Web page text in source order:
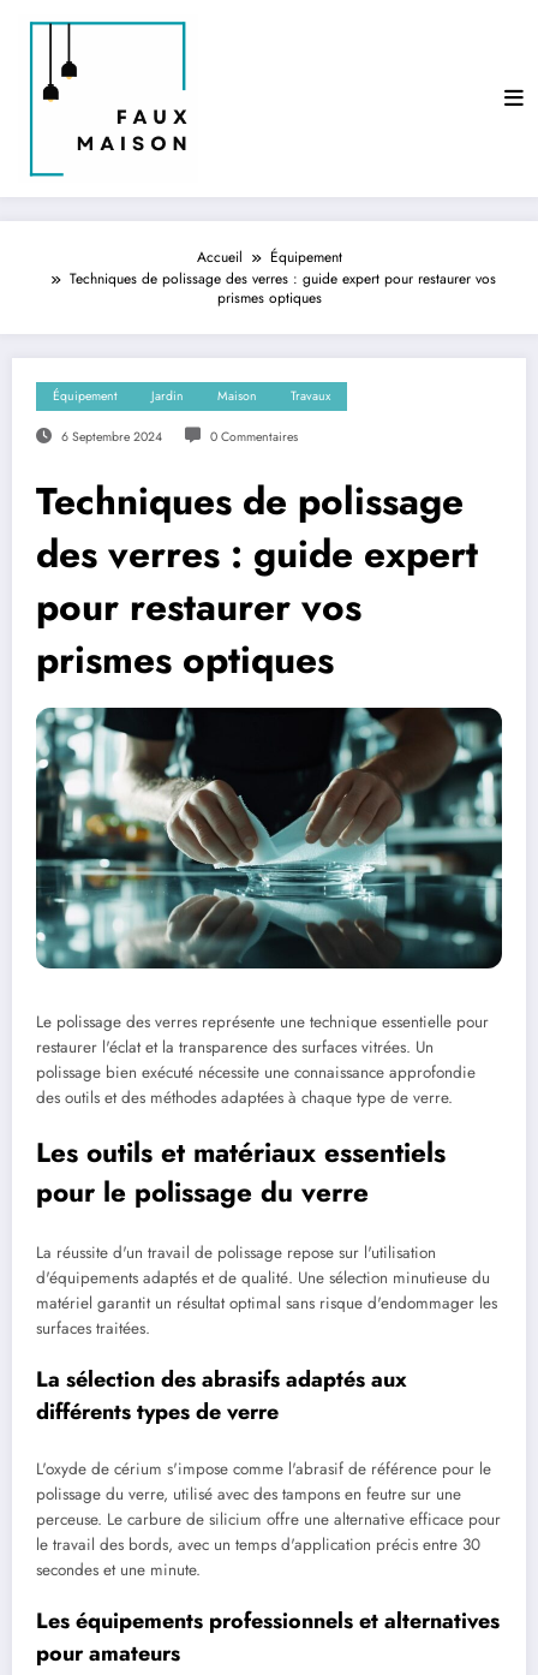
Accueil
Équipement
Techniques de polissage des verres : guide expert pour restaurer vos
prismes optiques
Équipement Jardin Maison Travaux
6 Septembre 2024 0 Commentaires
Techniques de polissage
des verres : guide expert
pour restaurer vos
prismes optiques
Le polissage des verres représente une technique essentielle pour
restaurer l'éclat et la transparence des surfaces vitrées. Un
polissage bien exécuté nécessite une connaissance approfondie
des outils et des méthodes adaptées à chaque type de verre.
Les outils et matériaux essentiels
pour le polissage du verre
La réussite d'un travail de polissage repose sur l'utilisation
d'équipements adaptés et de qualité. Une sélection minutieuse du
matériel garantit un résultat optimal sans risque d'endommager les
surfaces traitées.
La sélection des abrasifs adaptés aux
différents types de verre
L'oxyde de cérium s'impose comme l'abrasif de référence pour le
polissage du verre, utilisé avec des tampons en feutre sur une
perceuse. Le carbure de silicium offre une alternative efficace pour
le travail des bords, avec un temps d'application précis entre 30
secondes et une minute.
Les équipements professionnels et alternatives
pour amateurs